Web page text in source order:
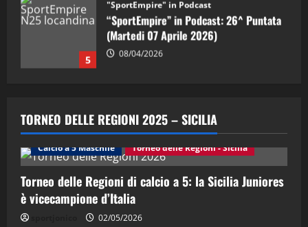
1
"SportEmpire" in Podcast
“SportEmpire” in Podcast: 30^ Puntata
(Martedi 05 Maggio 2026)
08/05/2026
2
“SportEmpire” in Podcast: 29^ Puntata
(Martedi 28 Aprile 2026)
"SportEmpire" in Podcast
“SportEmpire” in Podcast: 28^ Puntata
(Martedi 21 Aprile 2026)
TORNEO DELLE REGIONI 2025 – SICILIA
Calcio a 5 Maschile Torneo delle Regioni - Sicilia
Torneo delle Regioni di calcio a 5: la Sicilia Juniores
è vicecampione d’Italia
02/05/2026